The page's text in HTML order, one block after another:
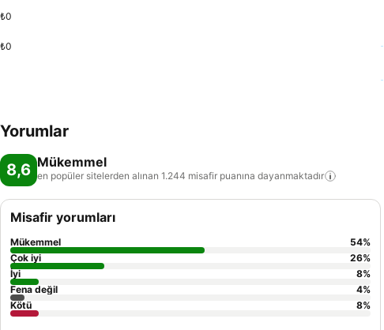
₺0
₺0
Yorumlar
8,6 Mükemmel
en popüler sitelerden alınan 1.244 misafir puanına dayanmaktadır
Misafir yorumları
Mükemmel 54%
Çok iyi
26%
İyi
8%
Fena değil
4%
Kötü
8%